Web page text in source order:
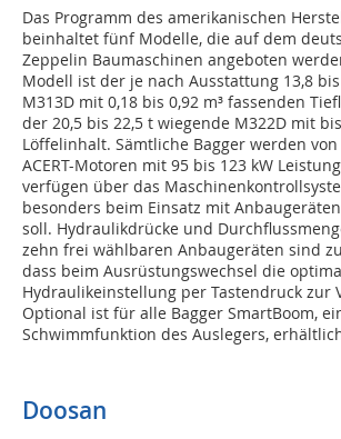
Das Programm des amerikanischen
beinhaltet fünf Modelle, die auf dem
Zeppelin Baumaschinen angeboten
Modell ist der je nach Ausstattung 13,8
M313D mit 0,18 bis 0,92 m³ fassenden
der 20,5 bis 22,5 t wiegende M322D mit
Löffelinhalt. Sämtliche Bagger werden
ACERT-Motoren mit 95 bis 123 kW
verfügen über das
besonders beim Einsatz mit
soll. Hydraulikdrücke und
zehn frei wählbaren Anbaugeräten sind
dass beim Ausrüstungswechsel die
Hydraulikeinstellung per Tastendruck zur
Optional ist für alle Bagger SmartBoom,
Schwimmfunktion des Auslegers,
Doosan